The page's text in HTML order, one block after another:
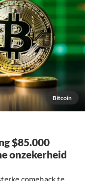
Bitcoin
$85.000
onzekerheid
comeback te